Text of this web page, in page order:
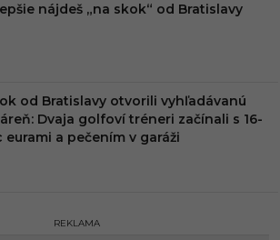
nájdeš „na skok“ od Bratislavy
od Bratislavy otvorili vyhľadávanú
Dvaja golfoví tréneri začínali s 16-
eurami a pečením v garáži
REKLAMA